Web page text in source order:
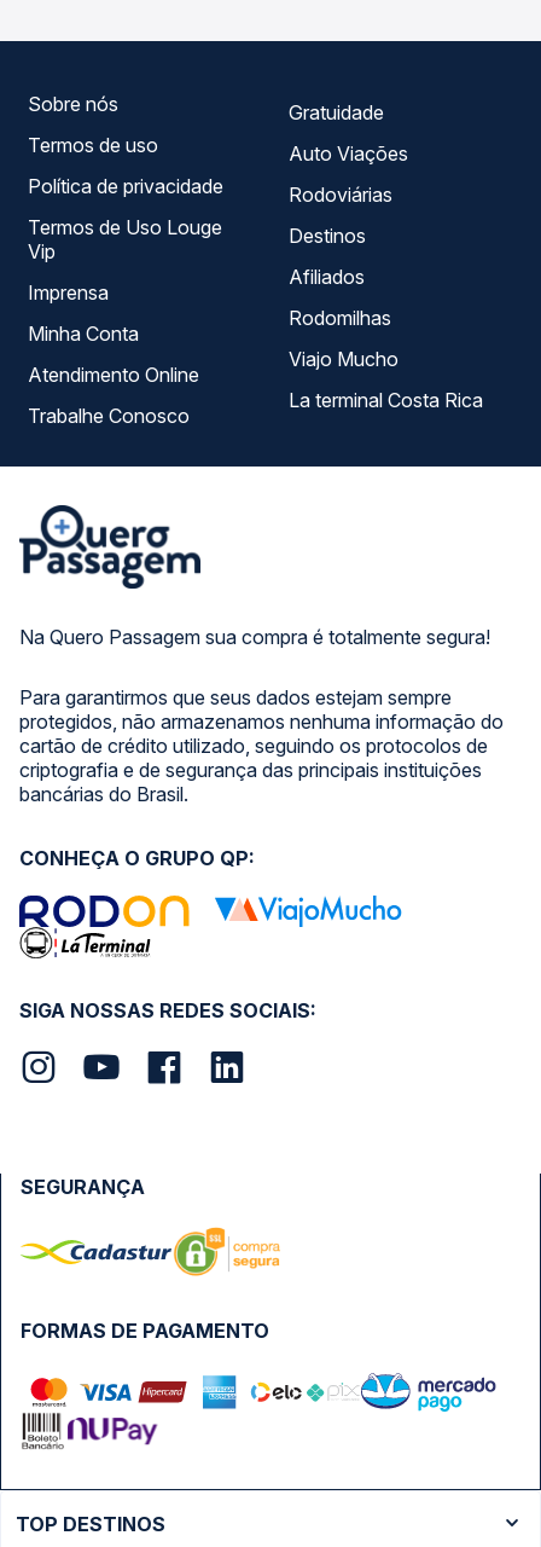
Na Quero Passagem sua compra é totalmente segura!
Para garantirmos que seus dados estejam sempre
protegidos, não armazenamos nenhuma informação do
cartão de crédito utilizado, seguindo os protocolos de
criptografia e de segurança das principais instituições
bancárias do Brasil.
Sobre nós
Termos de uso
Política de privacidade
Termos de Uso Louge
Vip
Imprensa
Minha Conta
Atendimento Online
Trabalhe Conosco
Gratuidade
Auto Viações
Rodoviárias
Destinos
Afiliados
Rodomilhas
Viajo Mucho
La terminal Costa Rica
SIGA NOSSAS REDES SOCIAIS:
CONHEÇA O GRUPO QP:
FORMAS DE PAGAMENTO
SEGURANÇA
TOP DESTINOS